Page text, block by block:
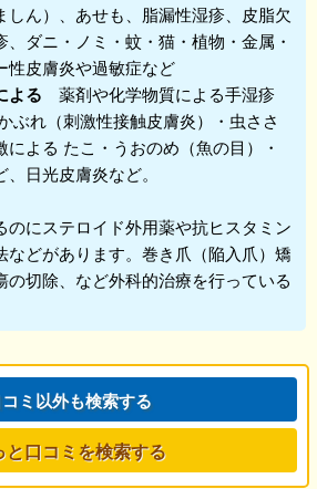
しん）、あせも、脂漏性湿疹、皮脂欠
ダニ・ノミ・蚊・猫・植物・金属・
性皮膚炎や過敏症など
よる 薬剤や化学物質による手湿疹
ぶれ（刺激性接触皮膚炎）・虫ささ
よる たこ・うおのめ（魚の目）・
日光皮膚炎など。
のにステロイド外用薬や抗ヒスタミン
などがあります。巻き爪（陥入爪）矯
の切除、など外科的治療を行っている
ミ以外も検索する
と口コミを検索する